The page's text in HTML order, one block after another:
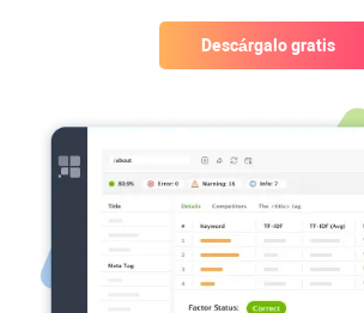
Descárgalo gratis